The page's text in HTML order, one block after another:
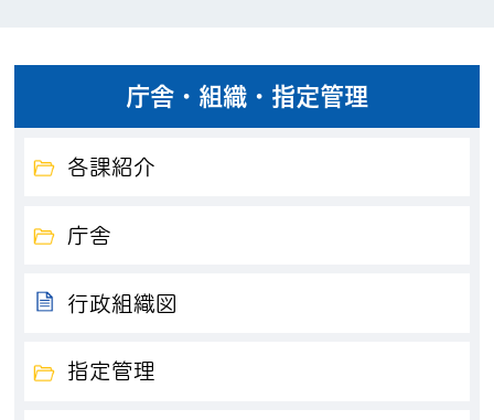
庁舎・組織・指定管理
各課紹介
庁舎
行政組織図
指定管理